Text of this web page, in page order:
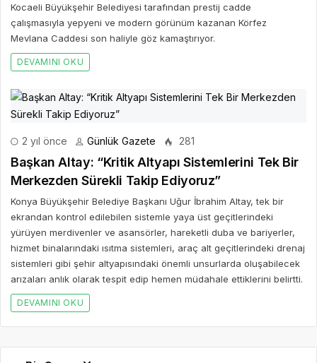
Kocaeli Büyükşehir Belediyesi tarafından prestij cadde
çalışmasıyla yepyeni ve modern görünüm kazanan Körfez
Mevlana Caddesi son haliyle göz kamaştırıyor.
DEVAMINI OKU
2 yıl önce Günlük Gazete 281
Başkan Altay: “Kritik Altyapı Sistemlerini Tek Bir
Merkezden Sürekli Takip Ediyoruz”
Konya Büyükşehir Belediye Başkanı Uğur İbrahim Altay, tek bir
ekrandan kontrol edilebilen sistemle yaya üst geçitlerindeki
yürüyen merdivenler ve asansörler, hareketli duba ve bariyerler,
hizmet binalarındaki ısıtma sistemleri, araç alt geçitlerindeki drenaj
sistemleri gibi şehir altyapısındaki önemli unsurlarda oluşabilecek
arızaları anlık olarak tespit edip hemen müdahale ettiklerini belirtti.
DEVAMINI OKU